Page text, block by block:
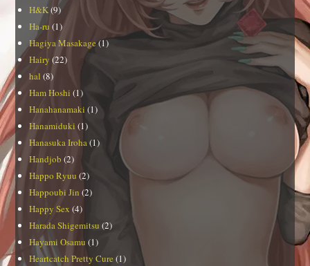
H&K(9)
Ha-ru (1)
Hagiya Masakage(1)
Hairy (22)
hal (8)
Ham Hoshi (1)
Hanahanamaki (1)
Hanamiduki (1)
Hanasuka Iroha(1)
Handjob (2)
Happo Ryuu (2)
Happoubi Jin (2)
Happy Sex (4)
Harada Shigemitsu (2)
Hayami Osamu (1)
Heartcatch Pretty Cure (1)